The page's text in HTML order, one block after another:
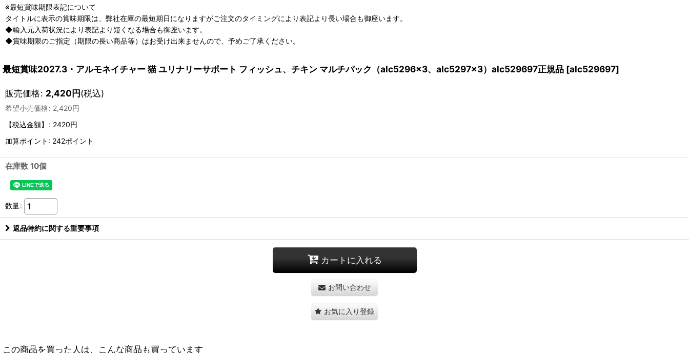
※最短賞味期限表記について
タイトルに表示の賞味期限は、弊社在庫の最短期日になりますがご注文のタイミングにより表記より長い場合も御座います。
◆輸入元入荷状況により表記より短くなる場合も御座います。
◆賞味期限のご指定（期限の長い商品等）はお受け出来ませんので、予めご了承ください。
最短賞味2027.3・アルモネイチャー 猫 ユリナリーサポート フィッシュ、チキン マルチパック（alc5296×3、alc5297×3）alc529697正規品 [alc529697]
販売価格: 2,420円(税込)
希望小売価格: 2,420円
【税込金額】
: 2420円
加算ポイント: 242ポイント
在庫数 10個
数量:
返品特約に関する重要事項
カートに入れる
お問い合わせ
お気に入り登録
この商品を買った人は、こんな商品も買っています